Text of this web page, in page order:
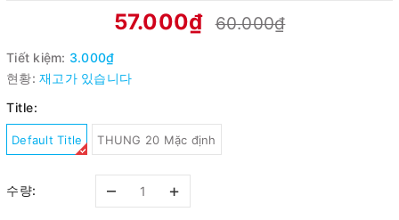
57.000₫ 60.000₫
Tiết kiệm: 3.000₫
현황: 재고가 있습니다
Title:
Default Title THUNG 20 Mặc định
수량: – +